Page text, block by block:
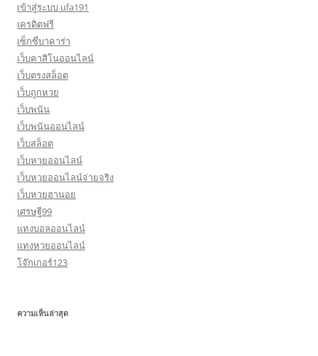
เข้าสู่ระบบ ufa191
เครดิตฟรี
เซ็กซี่บาคาร่า
เว็บคาสิโนออนไลน์
เว็บตรงสล็อต
เว็บถูกหวย
เว็บพนัน
เว็บพนันออนไลน์
เว็บสล็อต
เว็บหวยออนไลน์
เว็บหวยออนไลน์จ่ายจริง
เว็บหวยฮานอย
เศรษฐี99
แทงบอลออนไลน์
แทงหวยออนไลน์
โจ๊กเกอร์123
ความเห็นล่าสุด